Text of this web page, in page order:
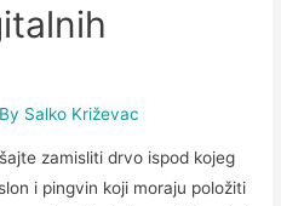
Salko Križevac
zamisliti drvo ispod kojeg
i pingvin koji moraju položiti